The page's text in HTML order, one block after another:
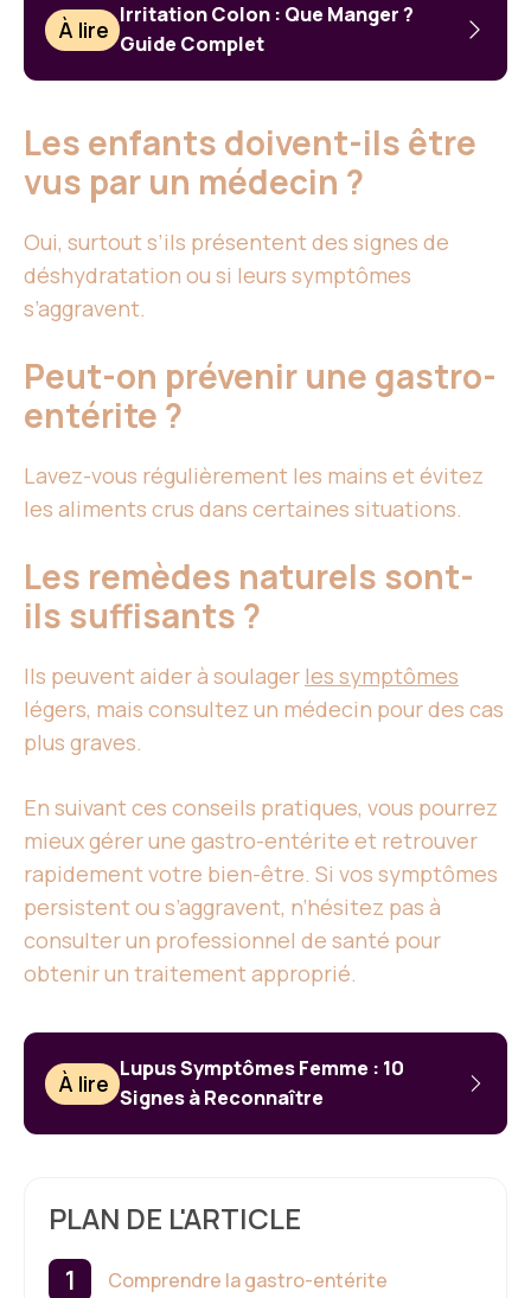
À lire
Irritation Colon : Que Manger ?
Guide Complet
Les enfants doivent-ils être
vus par un médecin ?
Oui, surtout s’ils présentent des signes de
déshydratation ou si leurs symptômes
s’aggravent.
Peut-on prévenir une gastro-
entérite ?
Lavez-vous régulièrement les mains et évitez
les aliments crus dans certaines situations.
Les remèdes naturels sont-
ils suffisants ?
Ils peuvent aider à soulager les symptômes
légers, mais consultez un médecin pour des cas
plus graves.
En suivant ces conseils pratiques, vous pourrez
mieux gérer une gastro-entérite et retrouver
rapidement votre bien-être. Si vos symptômes
persistent ou s’aggravent, n’hésitez pas à
consulter un professionnel de santé pour
obtenir un traitement approprié.
À lire
Lupus Symptômes Femme : 10
Signes à Reconnaître
PLAN DE L'ARTICLE
Comprendre la gastro-entérite